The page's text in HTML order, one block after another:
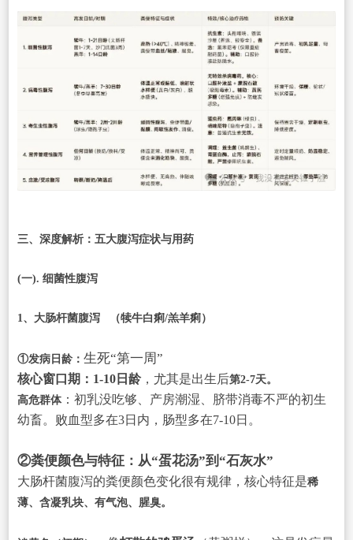
三、深度解析：五大腹泻症状与用药
(一). 细菌性腹泻
1、 大肠杆菌腹泻 （犊牛白痢/羔羊痢）
①发病日龄： 生死“第一周”
核心窗口期：1-10日龄，尤其是出生后第2-7天。
高危群体：初乳没吃够、产房潮湿、脐带消毒不严的初生
幼畜。败血型多在3日内，肠型多在7-10日。
②粪便颜色与特征：从“蛋花汤”到“石灰水”
大肠杆菌腹泻的粪便颜色变化很有规律，核心特征是稀
薄、含凝乳块、有气泡、腥臭。